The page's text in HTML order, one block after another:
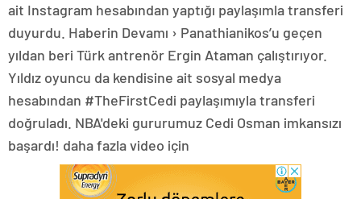
ait Instagram hesabından yaptığı paylaşımla transferi
duyurdu. Haberin Devamı › Panathianikos’u geçen
yıldan beri Türk antrenör Ergin Ataman çalıştırıyor.
Yıldız oyuncu da kendisine ait sosyal medya
hesabından #TheFirstCedi paylaşımıyla transferi
doğruladı. NBA'deki gururumuz Cedi Osman imkansızı
başardı! daha fazla video için